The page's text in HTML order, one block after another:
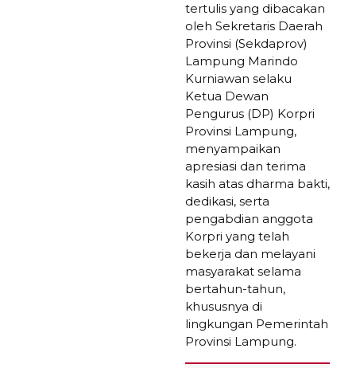
tertulis yang dibacakan
oleh Sekretaris Daerah
Provinsi (Sekdaprov)
Lampung Marindo
Kurniawan selaku
Ketua Dewan
Pengurus (DP) Korpri
Provinsi Lampung,
menyampaikan
apresiasi dan terima
kasih atas dharma bakti,
dedikasi, serta
pengabdian anggota
Korpri yang telah
bekerja dan melayani
masyarakat selama
bertahun-tahun,
khususnya di
lingkungan Pemerintah
Provinsi Lampung.